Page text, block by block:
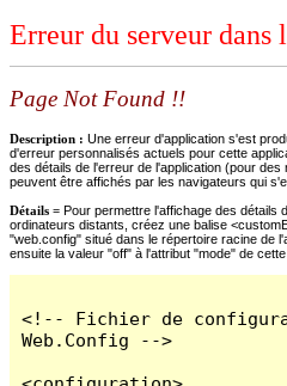
Erreur du serveur
Page Not Found !!
Description : Une erreur d'application s'est
d'erreur personnalisés actuels pour cette
des détails de l'erreur de l'application (pour
peuvent être affichés par les navigateurs qui
Détails = Pour permettre l'affichage des détails
ordinateurs distants, créez une balise
"web.config" situé dans le répertoire racine de
ensuite la valeur "off" à l'attribut "mode" de
<!-- Fichier de
Web.Config -->